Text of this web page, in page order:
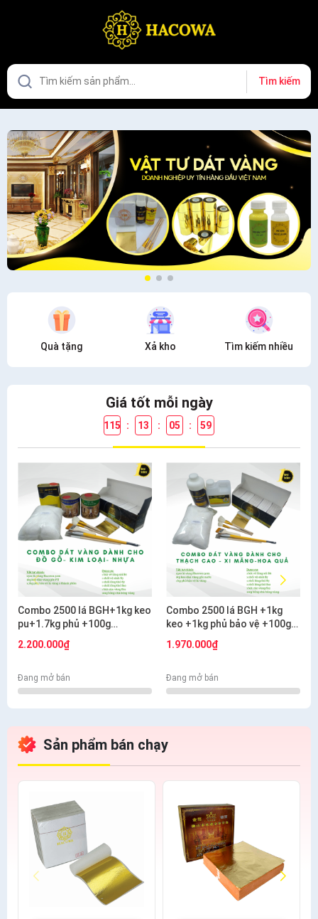
Tìm kiếm
Quà tặng Xả kho Tìm kiếm nhiều
Giá tốt mỗi ngày
115 : 13 : 05 : 59
Combo 2500 lá BGH+1kg keo
pu+1.7kg phủ +100g
s12+s7 cước
2.200.000₫
Đang mở bán
Combo 2500 lá BGH +1kg
keo +1kg phủ bảo vệ +100g
S12+ nhọn S12+cước S7
1.970.000₫
Đang mở bán
Sản phẩm bán chạy